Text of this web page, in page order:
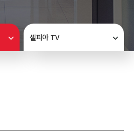
셀피아 TV